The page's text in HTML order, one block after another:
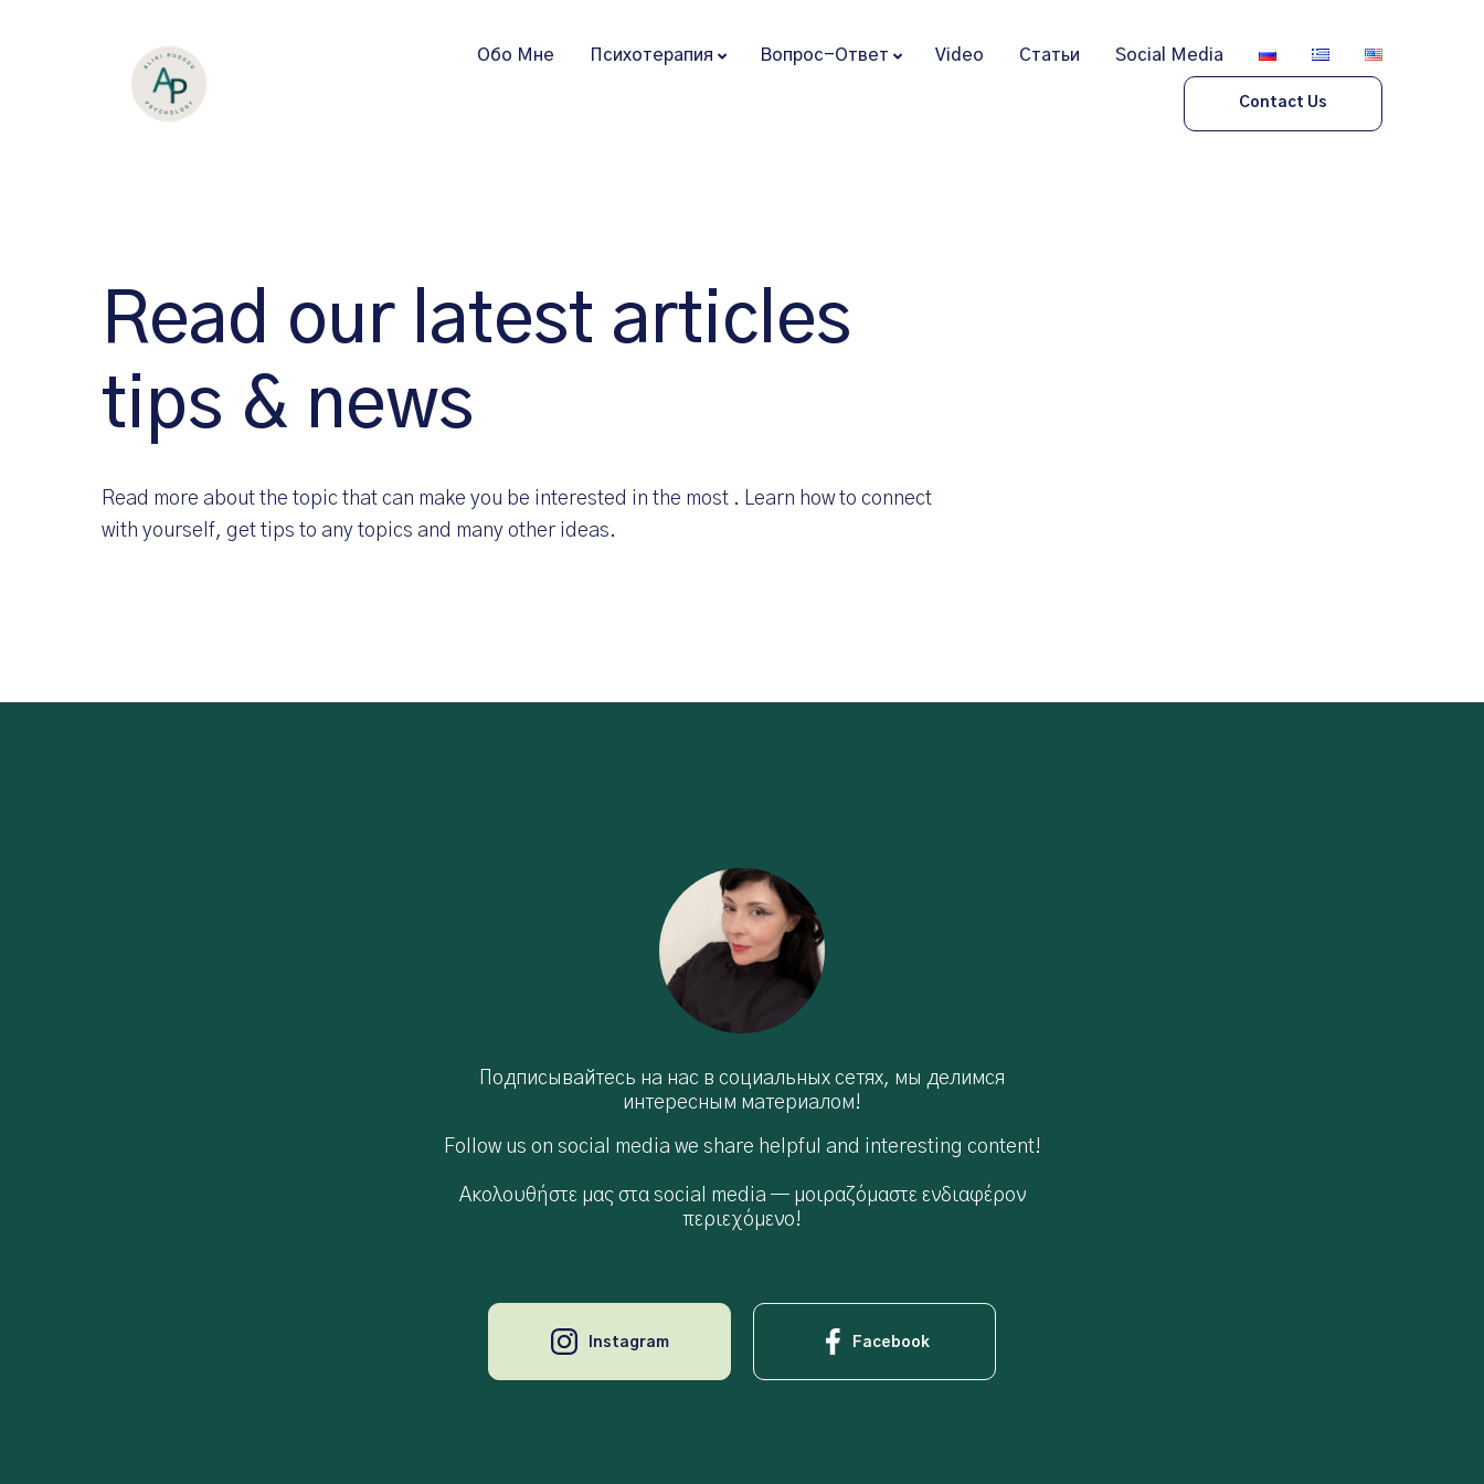
Обо Мне Психотерапия Вопрос-Ответ Video Статьи Social Media
Contact Us
Read our latest articles
tips & news
Read more about the topic that can make you be interested in the most . Learn how to connect
with yourself, get tips to any topics and many other ideas.
Подписывайтесь на нас в социальных сетях, мы делимся
интересным материалом!
Follow us on social media we share helpful and interesting content!
Ακολουθήστε μας στα social media — μοιραζόμαστε ενδιαφέρον
περιεχόμενο!
Instagram Facebook